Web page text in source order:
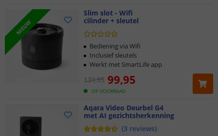
NIEUW
Slim slot - Wifi
cilinder + sleutel
OP VOORRAAD
139,95 99,95
Bediening via Wifi
Inclusief sleutels
Werkt met SmartLife app
Aqara Video Deurbel G4
met AI gezichtsherkenning
(3 reviews)